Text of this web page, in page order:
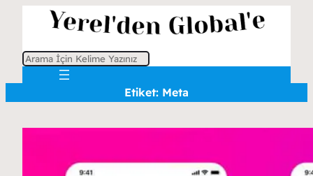
A
Etiket: Meta